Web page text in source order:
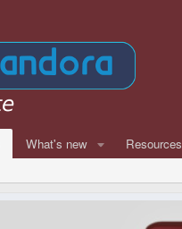
What's new Resources